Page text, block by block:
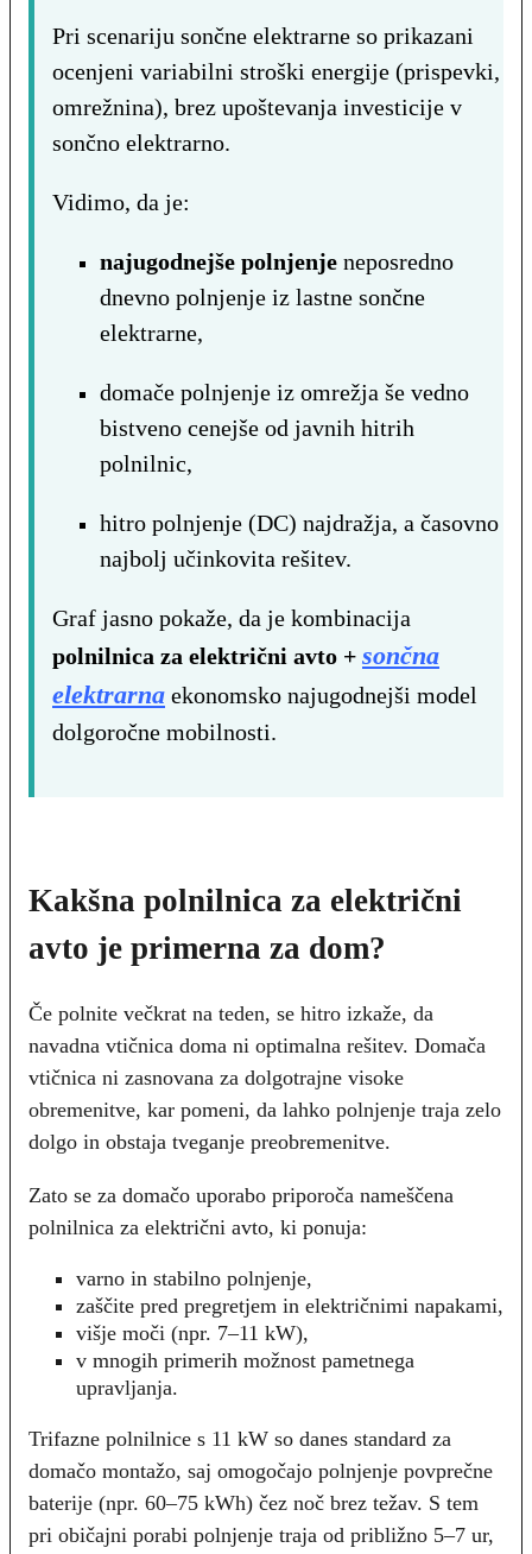
Pri scenariju sončne elektrarne so prikazani
ocenjeni variabilni stroški energije (prispevki,
omrežnina), brez upoštevanja investicije v
sončno elektrarno.
Vidimo, da je:
najugodnejše polnjenje neposredno
dnevno polnjenje iz lastne sončne
elektrarne,
domače polnjenje iz omrežja še vedno
bistveno cenejše od javnih hitrih
polnilnic,
hitro polnjenje (DC) najdražja, a časovno
najbolj učinkovita rešitev.
Graf jasno pokaže, da je kombinacija
polnilnica za električni avto + sončna
elektrarna ekonomsko najugodnejši model
dolgoročne mobilnosti.
Kakšna polnilnica za električni
avto je primerna za dom?
Če polnite večkrat na teden, se hitro izkaže, da
navadna vtičnica doma ni optimalna rešitev. Domača
vtičnica ni zasnovana za dolgotrajne visoke
obremenitve, kar pomeni, da lahko polnjenje traja zelo
dolgo in obstaja tveganje preobremenitve.
Zato se za domačo uporabo priporoča nameščena
polnilnica za električni avto, ki ponuja:
varno in stabilno polnjenje,
zaščite pred pregretjem in električnimi napakami,
višje moči (npr. 7–11 kW),
v mnogih primerih možnost pametnega
upravljanja.
Trifazne polnilnice s 11 kW so danes standard za
domačo montažo, saj omogočajo polnjenje povprečne
baterije (npr. 60–75 kWh) čez noč brez težav. S tem
pri običajni porabi polnjenje traja od približno 5–7 ur,